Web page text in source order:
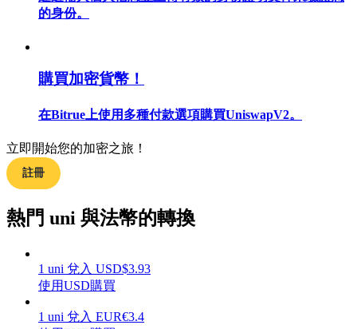
交易策略
學習如何保持盈利
的身份。
購買加密貨幣！
在Bitrue上使用多種付款選項購買UniswapV2。
立即開始您的加密之旅！
註冊
熱門 uni 與法幣的轉換
1 uni 兌入 USD$3.93
使用USD購買
1 uni 兌入 EUR€3.4